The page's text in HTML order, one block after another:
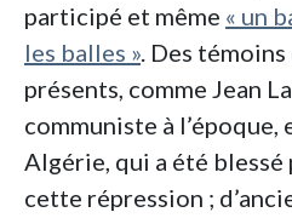
participé et même « un
les balles ». Des
présents, comme Jean
communiste à l’époque,
Algérie, qui a été blessé
cette répression ;